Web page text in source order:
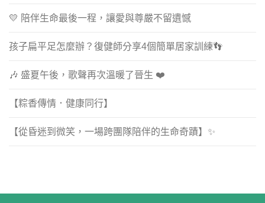
💛 陪伴生命最後一程，讓愛與尊嚴不留遺憾
孩子扁平足怎麼辦？復健師分享4個簡單居家訓練👣
🎶 盛夏午後，歌聲再次溫暖了晉生 ❤️
【粽香傳情．健康同行】
【從昏迷到微笑，一場跨團隊陪伴的生命奇蹟】✨